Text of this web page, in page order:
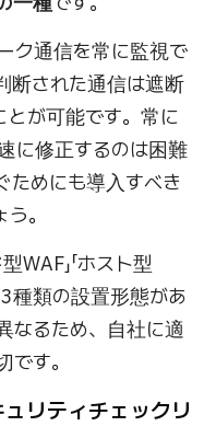
ク通信を常に監視で
断された通信は遮断
とが可能です。常に
に修正するのは困難
ためにも導入すべき
。
WAF」「ホスト型
3種類の設置形態があ
なるため、自社に適
す。
リティチェックリ